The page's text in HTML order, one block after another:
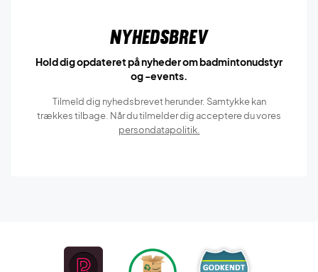
Nyhedsbrev
Hold dig opdateret på nyheder om badmintonudstyr
og -events.
Tilmeld dig nyhedsbrevet herunder. Samtykke kan
trækkes tilbage. Når du tilmelder dig acceptere du vores
persondatapolitik.